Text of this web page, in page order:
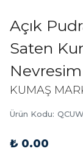
Açık
Saten
Nevresim
KUMAŞ
Ürün Kodu:
₺ 0.00